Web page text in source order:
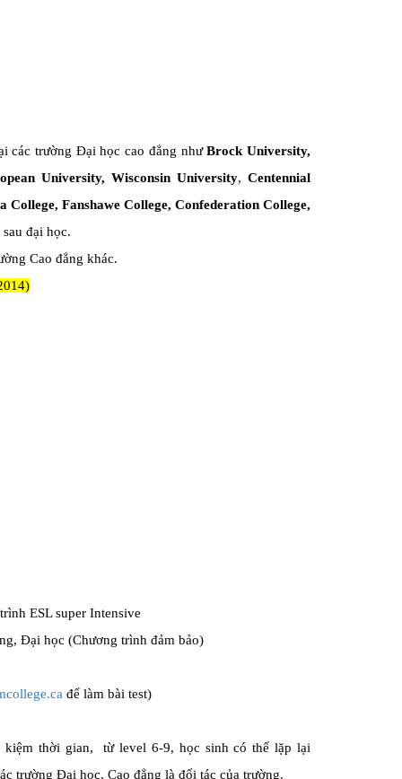
các trường Đại học cao đẳng nhưBrock University,
University, Wisconsin University,Centennial
College, Fanshawe College, Confederation College,
đại học.
Cao đẳng khác.
ESL super Intensive
Đại học (Chương trình đảm bảo)
để làm bài test)
thời gian, từ level 6-9, học sinh có thể lặp lại
trường Đại học, Cao đẳng là đối tác của trường.